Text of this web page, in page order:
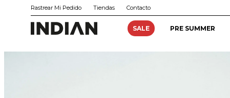
SALE PRE SUMMER
Rastrear Mi Pedido Tiendas Contacto